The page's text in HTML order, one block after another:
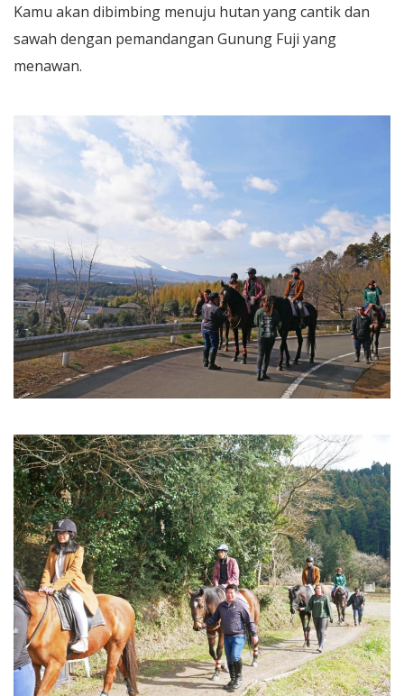
Kamu akan dibimbing menuju hutan yang cantik dan
sawah dengan pemandangan Gunung Fuji yang
menawan.